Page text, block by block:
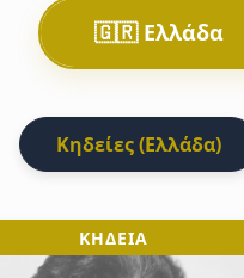
🇬🇷 Ελλάδα
Κηδείες (Ελλάδα)
ΚΗΔΕΙΑ